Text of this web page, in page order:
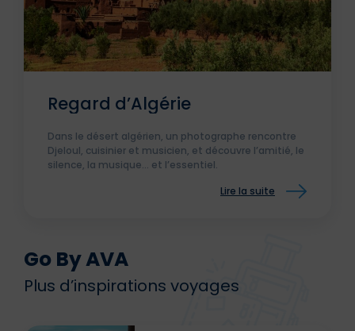
Regard d’Algérie
Dans le désert algérien, un photographe rencontre
Djeloul, cuisinier et musicien, et découvre l’amitié, le
silence, la musique… et l’essentiel.
Lire la suite
Go By AVA
Plus d’inspirations voyages